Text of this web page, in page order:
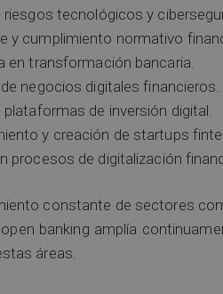
riesgos tecnológicos y
y cumplimiento normativo
en transformación bancaria.
negocios digitales financieros.
plataformas de inversión digital.
y creación de startups
procesos de digitalización
constante de sectores
banking amplía
áreas.